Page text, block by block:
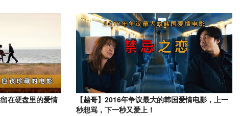
在硬盘里的爱情
【越哥】2016年争议最大的韩国爱情电影，上一
秒想骂，下一秒又爱上！